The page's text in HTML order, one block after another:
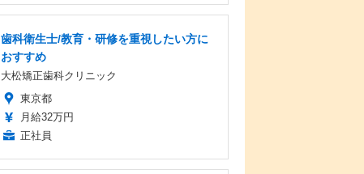
歯科衛生士/教育・研修を重視したい方に
おすすめ
大松矯正歯科クリニック
東京都
月給32万円
正社員